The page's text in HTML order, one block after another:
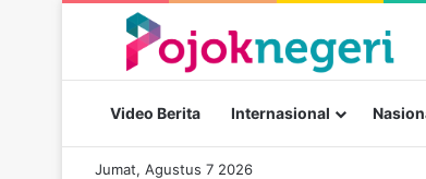
Video Berita Internasional
Jumat, Agustus 7 2026